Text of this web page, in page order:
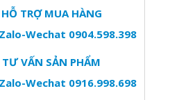
HỖ TRỢ MUA HÀNG
Wechat 0904.598.398
TƯ VẤN SẢN PHẨM
Wechat 0916.998.698